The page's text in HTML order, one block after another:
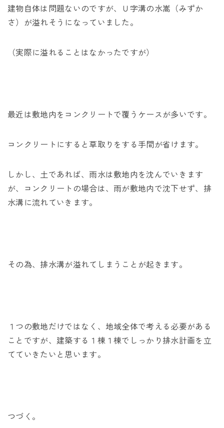
建物自体は問題ないのですが、Ｕ字溝の水嵩（みずか
さ）が溢れそうになっていました。
（実際に溢れることはなかったですが）
最近は敷地内をコンクリートで覆うケースが多いです。
コンクリートにすると草取りをする手間が省けます。
しかし、土であれば、雨水は敷地内を沈んでいきます
が、コンクリートの場合は、雨が敷地内で沈下せず、排
水溝に流れていきます。
その為、排水溝が溢れてしまうことが起きます。
１つの敷地だけではなく、地域全体で考える必要がある
ことですが、建築する１棟１棟でしっかり排水計画を立
てていきたいと思います。
つづく。